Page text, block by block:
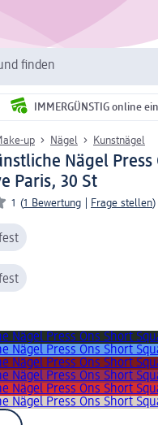
finden
IMMERGÜNSTIG online
up Nägel Kunstnägel
Nägel Press
Paris, 30 St
1 (1 Bewertung Frage stellen)
Nägel Press Ons Short
Nägel Press Ons Short
Nägel Press Ons Short
Nägel Press Ons Short
Nägel Press Ons Short
Nägel Press Ons Short